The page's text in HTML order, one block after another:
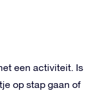
een activiteit. Is
op stap gaan of